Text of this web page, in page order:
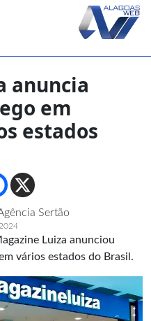
anuncia
em
estados
Sertão
Luiza anunciou
vários estados do Brasil.